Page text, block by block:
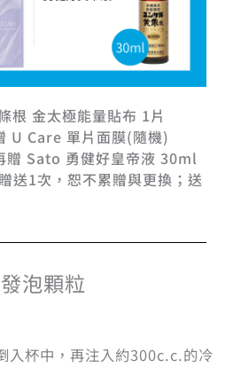
根 金太極能量貼布 1片
U Care 單片面膜(隨機)
贈 Sato 勇健好皇帝液 30ml
送1次，恕不累贈與更換；送
泡顆粒
入杯中，再注入約300c.c.的冷